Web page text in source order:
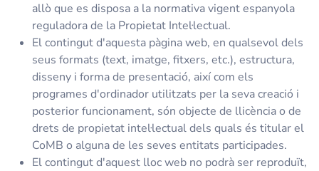
allò que es disposa a la normativa vigent espanyola
reguladora de la Propietat Intel·lectual.
El contingut d'aquesta pàgina web, en qualsevol dels
seus formats (text, imatge, fitxers, etc.), estructura,
disseny i forma de presentació, així com els
programes d'ordinador utilitzats per la seva creació i
posterior funcionament, són objecte de llicència o de
drets de propietat intel·lectual dels quals és titular el
CoMB o alguna de les seves entitats participades.
El contingut d'aquest lloc web no podrà ser reproduït,